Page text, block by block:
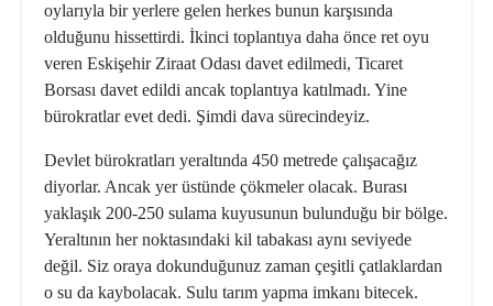
oylarıyla bir yerlere gelen herkes bunun karşısında
olduğunu hissettirdi. İkinci toplantıya daha önce ret oyu
veren Eskişehir Ziraat Odası davet edilmedi, Ticaret
Borsası davet edildi ancak toplantıya katılmadı. Yine
bürokratlar evet dedi. Şimdi dava sürecindeyiz.
Devlet bürokratları yeraltında 450 metrede çalışacağız
diyorlar. Ancak yer üstünde çökmeler olacak. Burası
yaklaşık 200-250 sulama kuyusunun bulunduğu bir bölge.
Yeraltının her noktasındaki kil tabakası aynı seviyede
değil. Siz oraya dokunduğunuz zaman çeşitli çatlaklardan
o su da kaybolacak. Sulu tarım yapma imkanı bitecek.